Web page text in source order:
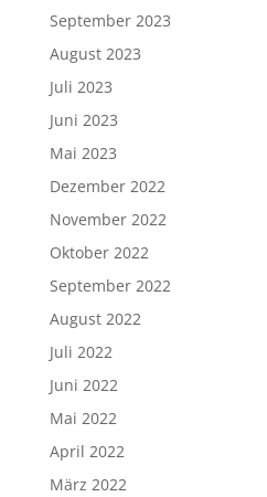
September 2023
August 2023
Juli 2023
Juni 2023
Mai 2023
Dezember 2022
November 2022
Oktober 2022
September 2022
August 2022
Juli 2022
Juni 2022
Mai 2022
April 2022
März 2022